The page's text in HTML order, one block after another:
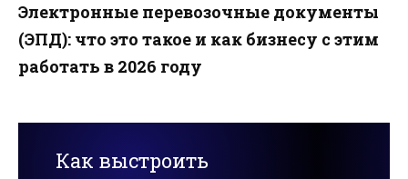
Электронные перевозочные документы
(ЭПД): что это такое и как бизнесу с этим
работать в 2026 году
Как выстроить